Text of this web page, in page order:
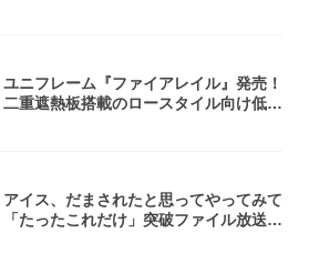
ユニフレーム『ファイアレイル』発売！
二重遮熱板搭載のロースタイル向け低型
アイス、だまされたと思ってやってみて
「たったこれだけ」突破ファイル放送で